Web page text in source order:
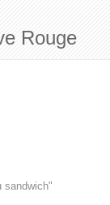
Rouge
sandwich"